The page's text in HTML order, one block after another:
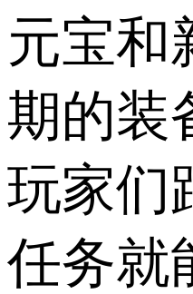
元宝和
期的装
玩家们
任务就